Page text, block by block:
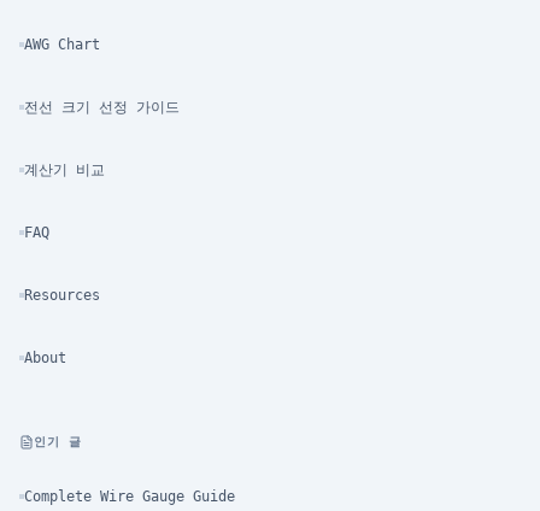
AWG Chart
전선 크기 선정 가이드
계산기 비교
FAQ
Resources
About
인기 글
Complete Wire Gauge Guide